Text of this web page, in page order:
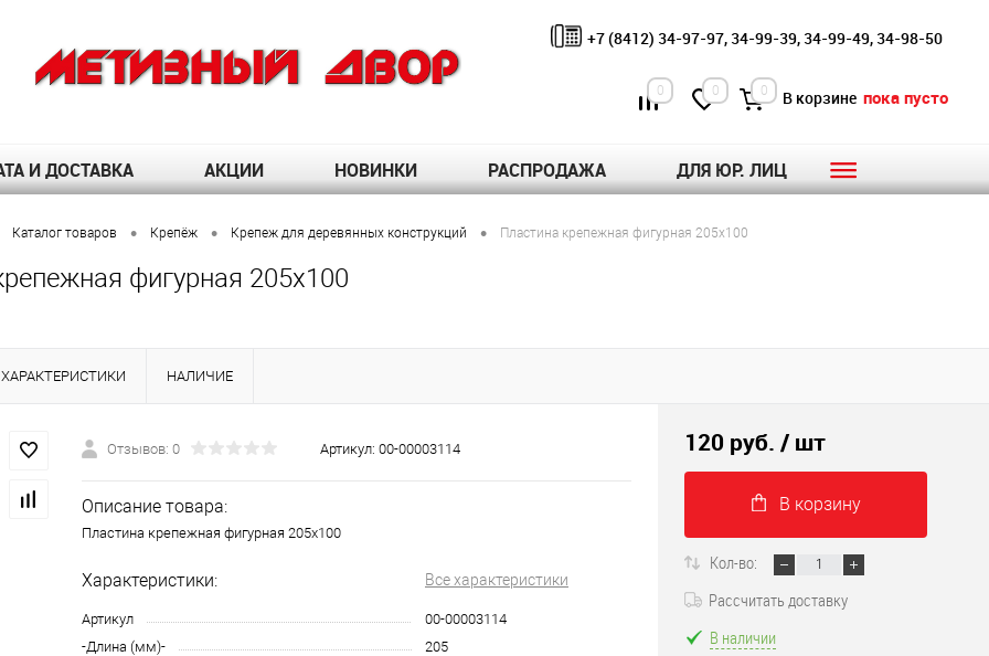
+7 (8412) 34-97-97, 34-99-39, 34-99-49, 34-98-50
0 0 0 В корзине пока пусто
И ДОСТАВКА АКЦИИ НОВИНКИ РАСПРОДАЖА ДЛЯ ЮР. ЛИЦ
Каталог товаров • Крепёж • Крепеж для деревянных конструкций • Пластина крепежная фигурная 205х100
фигурная 205х100
ХАРАКТЕРИСТИКИ НАЛИЧИЕ
Отзывов: 0 Артикул: 00-00003114
Описание товара:
Пластина крепежная фигурная 205х100
Характеристики: Все характеристики
Артикул
00-00003114
-Длина (мм)-
205
120 руб. / шт
В корзину
Кол-во:
Рассчитать доставку
В наличии